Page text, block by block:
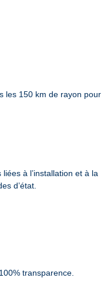
les 150 km de rayon pour
à l’installation et à la
d’état.
transparence.